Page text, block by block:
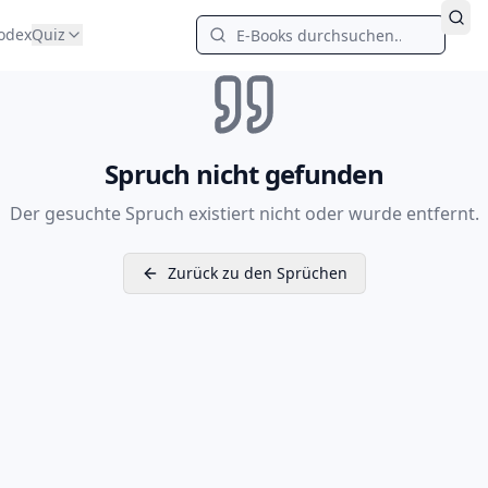
Quiz
Spruch nicht gefunden
Der gesuchte Spruch existiert nicht oder wurde entfernt.
Zurück zu den Sprüchen